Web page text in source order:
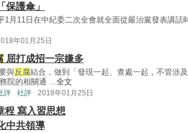
保護傘」
1月11日在中紀委二次全會就全面從嚴治黨發表講話
年01月25日
屈打成招一宗嫌多
與反腐結合，做到「發現一起、查處一起，不管涉
院的相關通 ... 全文
評 社評 2018年01月25日
程 寫入習思想
中共領導